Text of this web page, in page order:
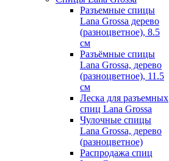
Разъемные спицы
Lana Grossa дерево
(разноцветное), 8.5
см
Разъёмные спицы
Lana Grossa, дерево
(разноцветное), 11.5
см
Леска для разъемных
спиц Lana Grossa
Чулочные спицы
Lana Grossa, дерево
(разноцветное)
Распродажа спиц